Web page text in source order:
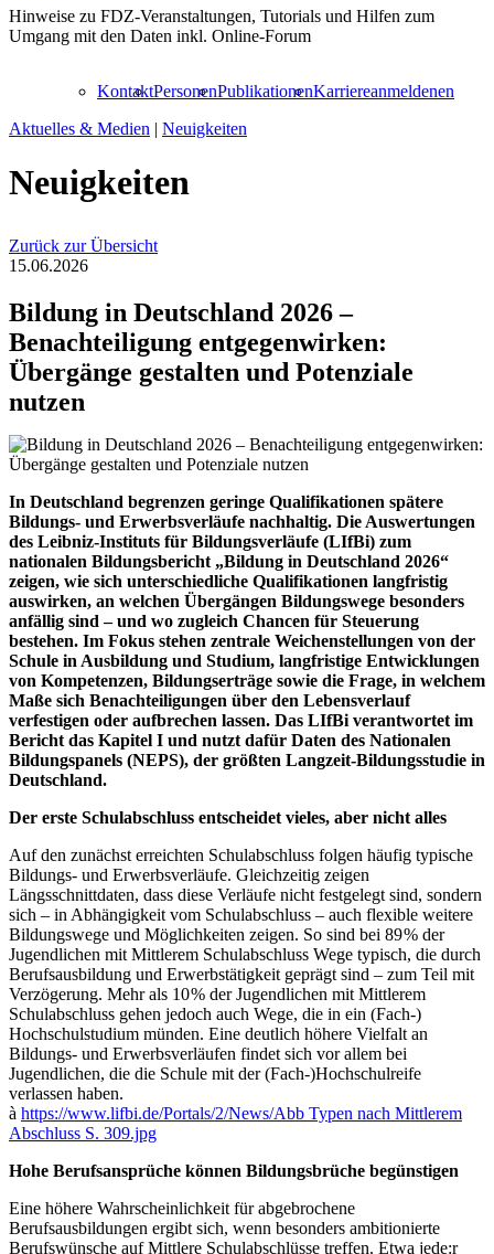
Hinweise zu FDZ-Veranstaltungen, Tutorials und Hilfen zum
Umgang mit den Daten inkl. Online-Forum
KontaktPersonenPublikationenKarriereanmeldenen
Aktuelles & Medien | Neuigkeiten
Neuigkeiten
Zurück zur Übersicht
15.06.2026
Bildung in Deutschland 2026 –
Benachteiligung entgegenwirken:
Übergänge gestalten und Potenziale
nutzen
In Deutschland begrenzen geringe Qualifikationen spätere
Bildungs- und Erwerbsverläufe nachhaltig. Die Auswertungen
des Leibniz-Instituts für Bildungsverläufe (LIfBi) zum
nationalen Bildungsbericht „Bildung in Deutschland 2026“
zeigen, wie sich unterschiedliche Qualifikationen langfristig
auswirken, an welchen Übergängen Bildungswege besonders
anfällig sind – und wo zugleich Chancen für Steuerung
bestehen. Im Fokus stehen zentrale Weichenstellungen von der
Schule in Ausbildung und Studium, langfristige Entwicklungen
von Kompetenzen, Bildungserträge sowie die Frage, in welchem
Maße sich Benachteiligungen über den Lebensverlauf
verfestigen oder aufbrechen lassen. Das LIfBi verantwortet im
Bericht das Kapitel I und nutzt dafür Daten des Nationalen
Bildungspanels (NEPS), der größten Langzeit-Bildungsstudie in
Deutschland.
Der erste Schulabschluss entscheidet vieles, aber nicht alles
Auf den zunächst erreichten Schulabschluss folgen häufig typische
Bildungs- und Erwerbsverläufe. Gleichzeitig zeigen
Längsschnittdaten, dass diese Verläufe nicht festgelegt sind, sondern
sich – in Abhängigkeit vom Schulabschluss – auch flexible weitere
Bildungswege und Möglichkeiten zeigen. So sind bei 89 % der
Jugendlichen mit Mittlerem Schulabschluss Wege typisch, die durch
Berufsausbildung und Erwerbstätigkeit geprägt sind – zum Teil mit
Verzögerung. Mehr als 10 % der Jugendlichen mit Mittlerem
Schulabschluss gehen jedoch auch Wege, die in ein (Fach-)
Hochschulstudium münden. Eine deutlich höhere Vielfalt an
Bildungs- und Erwerbsverläufen findet sich vor allem bei
Jugendlichen, die die Schule mit der (Fach-)Hochschulreife
verlassen haben.
à https://www.lifbi.de/Portals/2/News/Abb Typen nach Mittlerem
Abschluss S. 309.jpg
Hohe Berufsansprüche können Bildungsbrüche begünstigen
Eine höhere Wahrscheinlichkeit für abgebrochene
Berufsausbildungen ergibt sich, wenn besonders ambitionierte
Berufswünsche auf Mittlere Schulabschlüsse treffen. Etwa jede:r